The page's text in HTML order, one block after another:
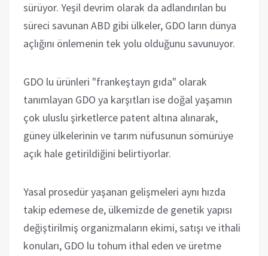
sürüyor. Yeşil devrim olarak da adlandırılan bu
süreci savunan ABD gibi ülkeler, GDO ların dünya
açlığını önlemenin tek yolu olduğunu savunuyor.
GDO lu ürünleri "frankeştayn gıda" olarak
tanımlayan GDO ya karşıtları ise doğal yaşamın
çok uluslu şirketlerce patent altına alınarak,
güney ülkelerinin ve tarım nüfusunun sömürüye
açık hale getirildiğini belirtiyorlar.
Yasal prosedür yaşanan gelişmeleri aynı hızda
takip edemese de, ülkemizde de genetik yapısı
değiştirilmiş organizmaların ekimi, satışı ve ithali
konuları, GDO lu tohum ithal eden ve üretme